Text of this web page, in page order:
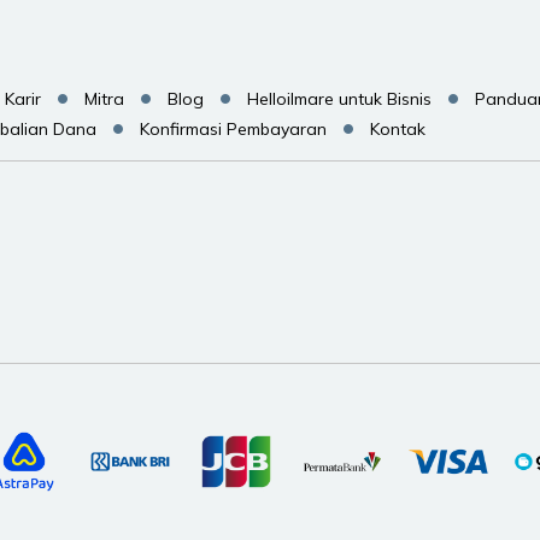
Karir Mitra Blog Helloilmare untuk Bisnis
Dana
Konfirmasi Pembayaran Kontak